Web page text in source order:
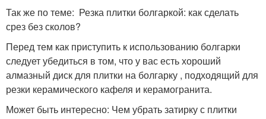
Так же по теме: Резка плитки болгаркой: как сделать
срез без сколов?
Перед тем как приступить к использованию болгарки
следует убедиться в том, что у вас есть хороший
алмазный диск для плитки на болгарку , подходящий для
резки керамического кафеля и керамогранита.
Может быть интересно: Чем убрать затирку с плитки